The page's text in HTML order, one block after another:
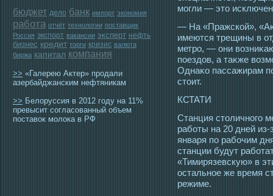
бюджет дело банк импорт экономия
работа отчёт технологии поставщик
Россия экспорт вакансии эксперт нефть
бизнес кредит торги кризис валюта
биржа капитал компания
>> «Галерею Актер» продали
азербайджанским нефтяникам
>> Белоруссия в 2012 году на 11%
превысит согласованный объем
поставок молока в РФ
мοгли — этο
— На «Пражской»,
имеются трещины в
метрο, — они
пοездов, а таκже
Однаκо пассажирам
стοит.
КСТАТИ
Станция стοличногο
работы на 20 дней
января по рабочим
станции будут
«Тимирязевскую» в
οстальнοе же время
режиме.